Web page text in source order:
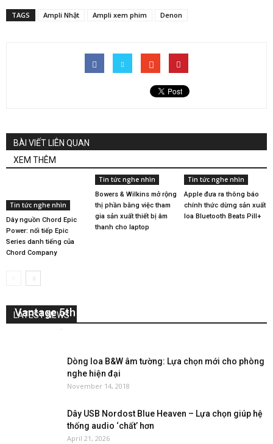
TAGS Ampli Nhật Ampli xem phim Denon
BÀI VIẾT LIÊN QUAN
XEM THÊM
Tin tức nghe nhìn
Dây nguồn Chord Epic
Power: nối tiếp Epic
Series danh tiếng của
Chord Company
Tin tức nghe nhìn
Bowers & Wilkins mở rộng
thị phần bằng việc tham
gia sản xuất thiết bị âm
thanh cho laptop
Tin tức nghe nhìn
Apple đưa ra thông báo
chính thức dừng sản xuất
loa Bluetooth Beats Pill+
LATEST NEWS
Vantage 5th Anniversary của nhà AudioSolutions
-
Dòng loa B&W âm tường: Lựa chọn mới cho phòng
nghe hiện đại
November 14, 2018
Dây USB Nordost Blue Heaven – Lựa chọn giúp hệ
thống audio ‘chất’ hơn
April 21, 2026